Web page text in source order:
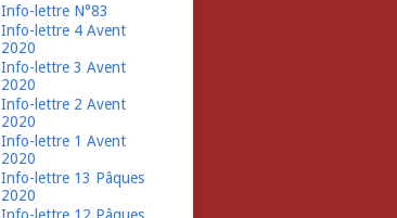
Info-lettre N°83
Info-lettre 4 Avent
2020
Info-lettre 3 Avent
2020
Info-lettre 2 Avent
2020
Info-lettre 1 Avent
2020
Info-lettre 13 Pâques
2020